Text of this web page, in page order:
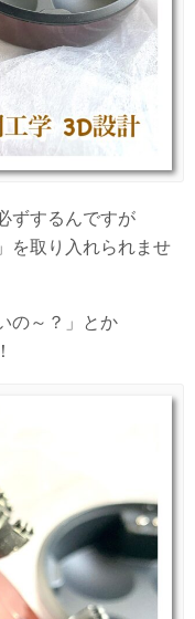
ずするんですが
を取り入れられませ
の～？」とか